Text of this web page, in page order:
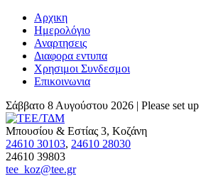
Αρχικη
Ημερολόγιο
Αναρτησεις
Διαφορα εντυπα
Χρησιμοι Συνδεσμοι
Επικοινωνια
Σάββατο 8 Αυγούστου 2026 | Please set
Μπουσίου & Εστίας 3, Κοζάνη
24610 30103, 24610 28030
24610 39803
tee_koz@tee.gr